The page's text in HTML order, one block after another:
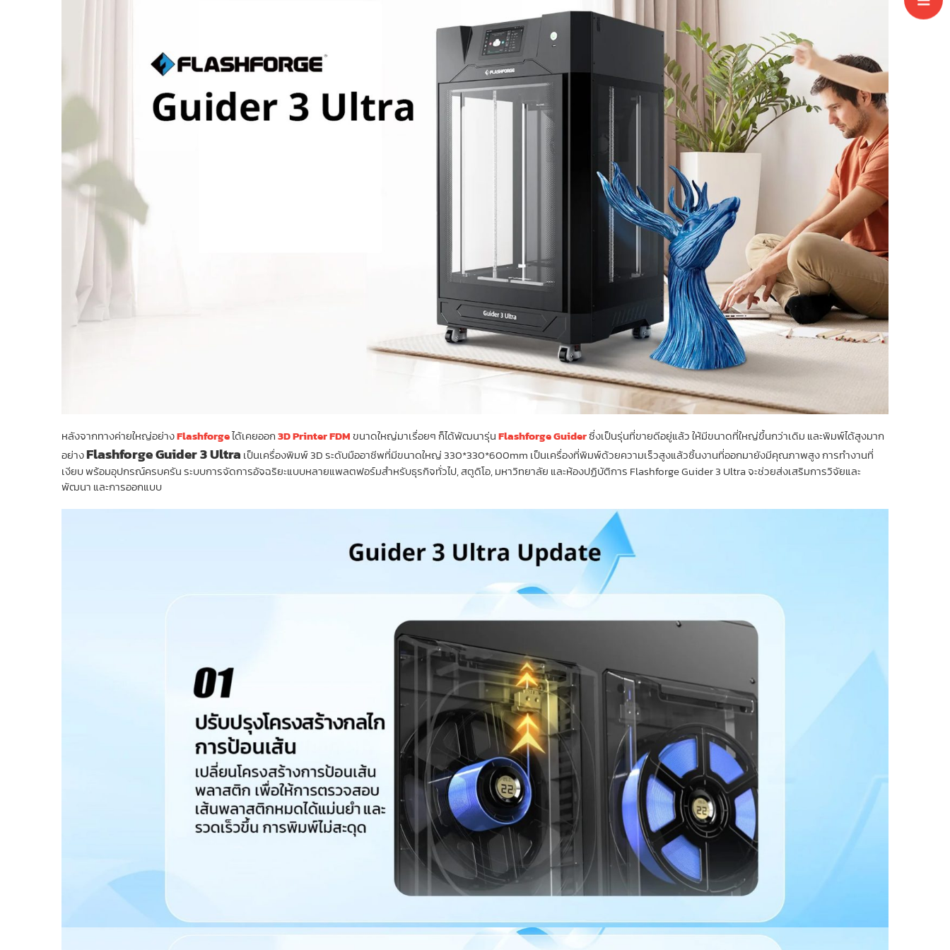
หลังจากทางค่ายใหญ่อย่างFlashforgeได้เคยออก3D Printer FDMขนาดใหญ่มาเรื่อยๆ ก็ได้พัฒนารุ่นFlashforge Guiderซึ่งเป็นรุ่นที่ขายดีอยู่แล้ว ให้มีขนาดที่ใหญ่ขึ้นกว่าเดิม และพิมพ์ได้สูงมาก
อย่างFlashforge Guider 3 Ultra เป็นเครื่องพิมพ์ 3D ระดับมืออาชีพที่มีขนาดใหญ่ 330*330*600mm เป็นเครื่องที่พิมพ์ด้วยความเร็วสูงแล้วชิ้นงานที่ออกมายังมีคุณภาพสูง การทำงานที่
เงียบ พร้อมอุปกรณ์ครบครัน ระบบการจัดการอัจฉริยะแบบหลายแพลตฟอร์มสำหรับธุรกิจทั่วไป, สตูดิโอ, มหาวิทยาลัย และห้องปฏิบัติการ Flashforge Guider 3 Ultra จะช่วยส่งเสริมการวิจัยและ
พัฒนา และการออกแบบ